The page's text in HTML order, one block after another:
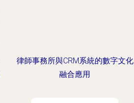
律師事務所與CRM系統的數字文化
融合應用